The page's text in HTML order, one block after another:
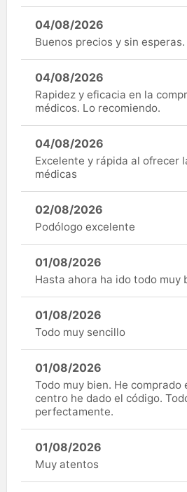
04/08/2026
Buenos precios y sin
04/08/2026
Rapidez y eficacia en la
médicos. Lo recomiendo.
04/08/2026
Excelente y rápida al ofrecer
médicas
02/08/2026
Podólogo excelente
01/08/2026
Hasta ahora ha ido todo muy
01/08/2026
Todo muy sencillo
01/08/2026
Todo muy bien. He comprado
centro he dado el código.
perfectamente.
01/08/2026
Muy atentos